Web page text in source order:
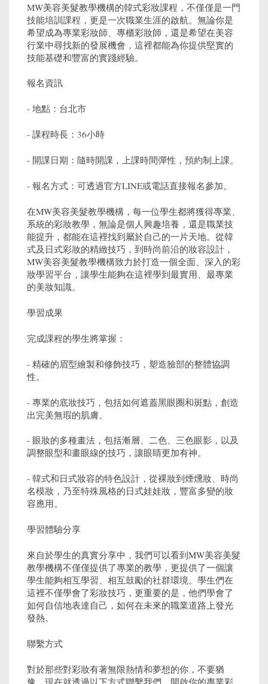
MW美容美髮教學機構的韓式彩妝課程，不僅僅是一門
技能培訓課程，更是一次職業生涯的啟航。無論你是
希望成為專業彩妝師、專櫃彩妝師，還是希望在美容
行業中尋找新的發展機會，這裡都能為你提供堅實的
技能基礎和豐富的實踐經驗。
報名資訊
- 地點：台北市
- 課程時長：36小時
- 開課日期：隨時開課，上課時間彈性，預約制上課。
- 報名方式：可透過官方LINE或電話直接報名參加。
在MW美容美髮教學機構，每一位學生都將獲得專業、
系統的彩妝教學，無論是個人興趣培養，還是職業技
能提升，都能在這裡找到屬於自己的一片天地。從韓
式及日式彩妝的精緻技巧，到時尚前沿的妝容設計，
MW美容美髮教學機構致力於打造一個全面、深入的彩
妝學習平台，讓學生能夠在這裡學到最實用、最專業
的美妝知識。
學習成果
完成課程的學生將掌握：
- 精確的眉型繪製和修飾技巧，塑造臉部的整體協調
性。
- 專業的底妝技巧，包括如何遮蓋黑眼圈和斑點，創造
出完美無瑕的肌膚。
- 眼妝的多種畫法，包括漸層、二色、三色眼影，以及
調整眼型和畫眼線的技巧，讓眼睛更加有神。
- 韓式和日式妝容的特色設計，從裸妝到煙燻妝、時尚
名模妝，乃至特殊風格的日式娃娃妝，豐富多變的妝
容應用。
學習體驗分享
來自於學生的真實分享中，我們可以看到MW美容美髮
教學機構不僅僅提供了專業的教學，更提供了一個讓
學生能夠相互學習、相互鼓勵的社群環境。學生們在
這裡不僅學會了彩妝技巧，更重要的是，他們學會了
如何自信地表達自己，如何在未來的職業道路上發光
發熱。
聯繫方式
對於那些對彩妝有著無限熱情和夢想的你，不要猶
豫，現在就透過以下方式聯繫我們，開啟你的專業彩